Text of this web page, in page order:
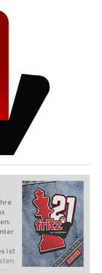
ist